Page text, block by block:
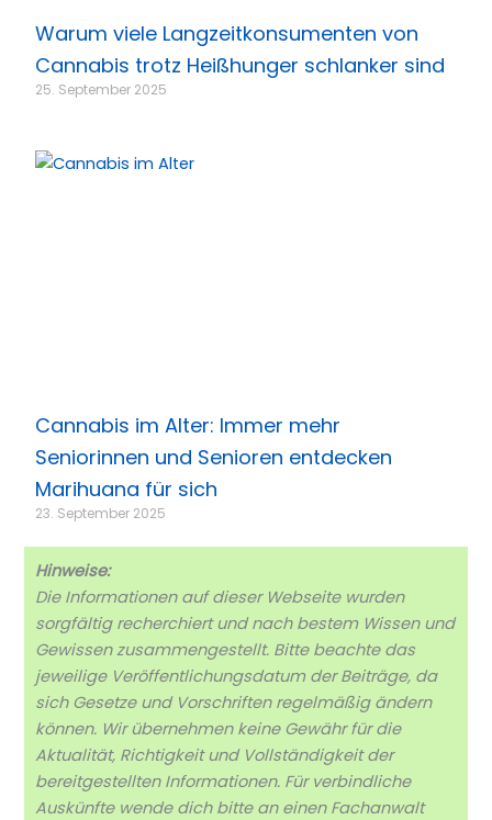
Warum viele Langzeitkonsumenten von
Cannabis trotz Heißhunger schlanker sind
25. September 2025
Cannabis im Alter: Immer mehr
Seniorinnen und Senioren entdecken
Marihuana für sich
23. September 2025
Hinweise:
Die Informationen auf dieser Webseite wurden
sorgfältig recherchiert und nach bestem Wissen und
Gewissen zusammengestellt. Bitte beachte das
jeweilige Veröffentlichungsdatum der Beiträge, da
sich Gesetze und Vorschriften regelmäßig ändern
können. Wir übernehmen keine Gewähr für die
Aktualität, Richtigkeit und Vollständigkeit der
bereitgestellten Informationen. Für verbindliche
Auskünfte wende dich bitte an einen Fachanwalt